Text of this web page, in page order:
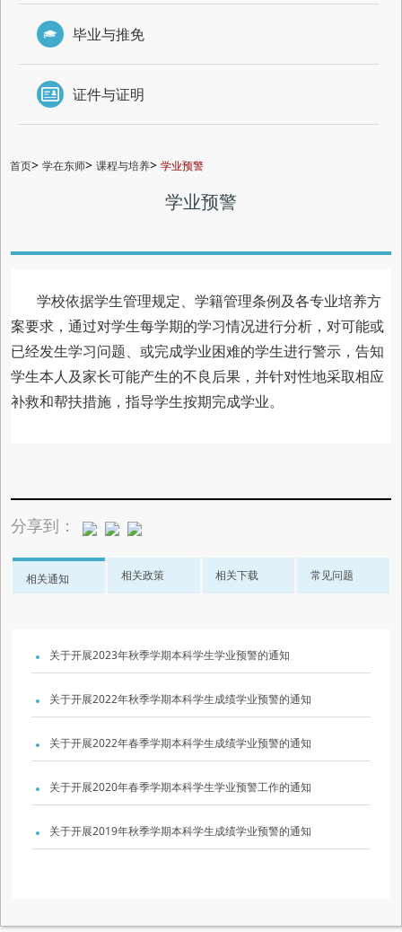
毕业与推免
证件与证明
学业预警
首页> 学在东师> 课程与培养> 学业预警
学校依据学生管理规定、学籍管理条例及各专业培养方
案要求，通过对学生每学期的学习情况进行分析，对可能或
已经发生学习问题、或完成学业困难的学生进行警示，告知
学生本人及家长可能产生的不良后果，并针对性地采取相应
补救和帮扶措施，指导学生按期完成学业。
分享到：
相关通知 相关政策 相关下载 常见问题
关于开展2023年秋季学期本科学生学业预警的通知
关于开展2022年秋季学期本科学生成绩学业预警的通知
关于开展2022年春季学期本科学生成绩学业预警的通知
关于开展2020年春季学期本科学生学业预警工作的通知
关于开展2019年秋季学期本科学生成绩学业预警的通知